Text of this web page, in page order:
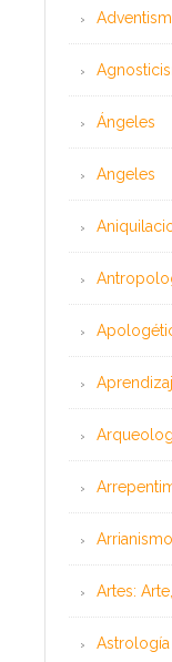
Ángeles
Angeles
Arrianismo
Artes:
Astrología